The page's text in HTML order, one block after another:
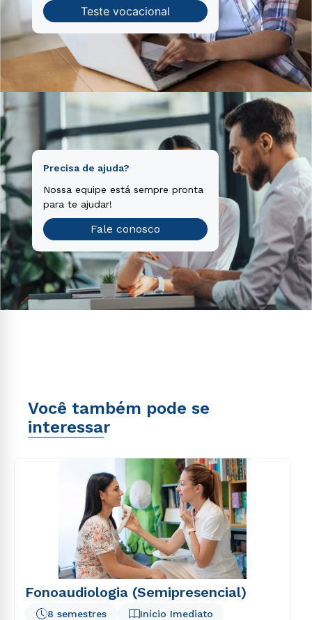
Teste vocacional
Precisa de ajuda?
Nossa equipe está sempre pronta
para te ajudar!
Fale conosco
Você também pode se
interessar
Fonoaudiologia (Semipresencial)
Início Imediato
8 semestres